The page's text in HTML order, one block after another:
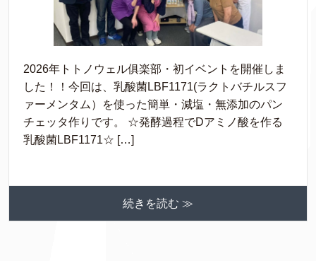
2026年トトノウェル俱楽部・初イベントを開催しま
した！！今回は、乳酸菌LBF1171(ラクトバチルスフ
ァーメンタム）を使った簡単・減塩・無添加のパン
チェッタ作りです。 ☆発酵過程でDアミノ酸を作る
乳酸菌LBF1171☆ […]
続きを読む ≫